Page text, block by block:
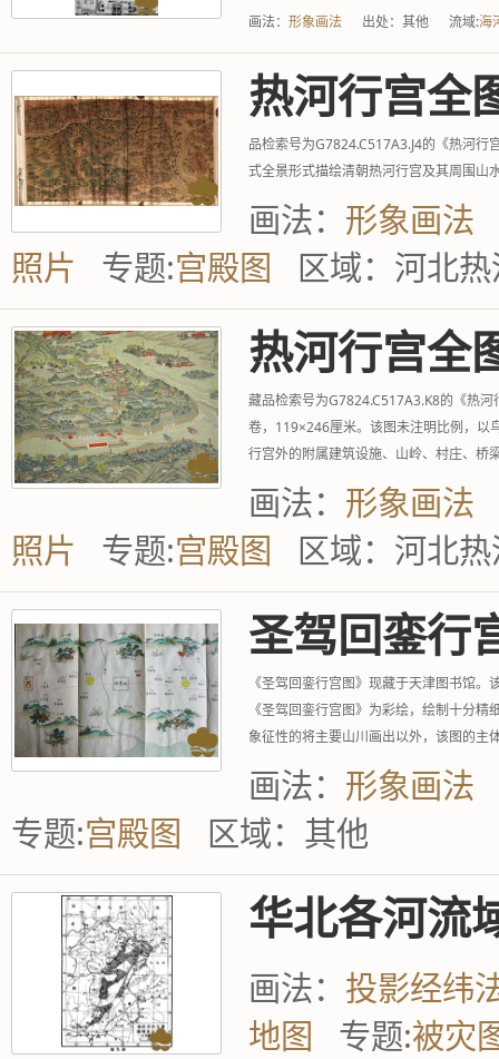
名称，因此该图应该...
画法： 形象画法 出处： 其他 流域:海
热河行宫全
品检索号为G7824.C517A3.J4的《热河
式全景形式描绘清朝热河行宫及其周围山
画法： 形象画法
照片
专题:宫殿图 区域： 河北
热河行宫全
藏品检索号为G7824.C517A3.K8的《热
卷，119×246厘米。该图未注明比例，以
行宫外的附属建筑设施、山岭、村庄、桥
画法： 形象画法
照片
专题:宫殿图 区域： 河北
圣驾回銮行
《圣驾回銮行宫图》现藏于天津图书馆
《圣驾回銮行宫图》为彩绘，绘制十分
象征性的将主要山川画出以外，该图的主
画法： 形象画法
专题:宫殿图 区域： 其他
华北各河流
画法： 投影经纬
地图
专题:被灾